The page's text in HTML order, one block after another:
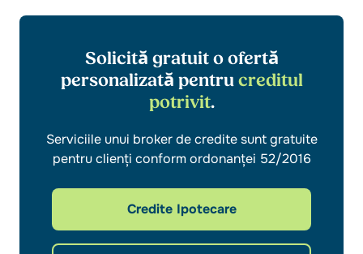
Solicită gratuit o ofertă
personalizată pentrucreditul
potrivit.
Serviciile unui broker de credite sunt gratuite
pentru clienți conform ordonanței 52/2016
Credite Ipotecare